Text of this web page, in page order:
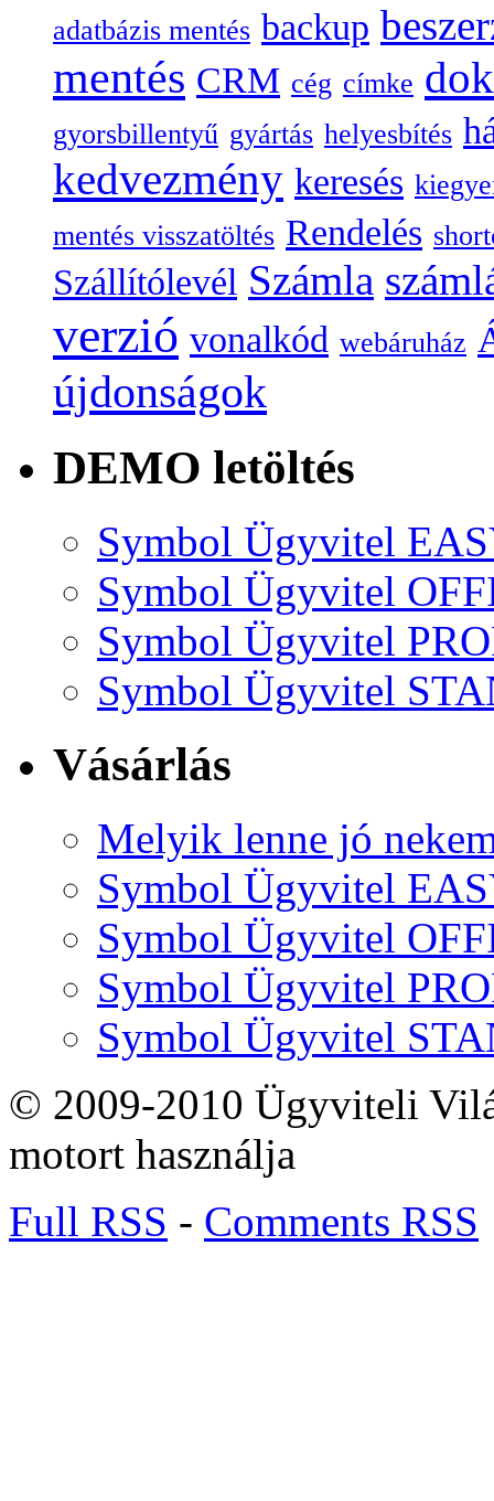
adatbázis mentés backup
mentés CRM cég címke
gyorsbillentyű gyártás helyesbítés
kedvezmény keresés
mentés visszatöltés Rendelés
Szállítólevél Számla
verzió vonalkód webáruház
újdonságok
DEMO letöltés
Symbol Ügyvitel
Symbol Ügyvitel
Symbol Ügyvitel
Symbol Ügyvitel
Vásárlás
Melyik lenne jó
Symbol Ügyvitel
Symbol Ügyvitel
Symbol Ügyvitel
Symbol Ügyvitel
© 2009-2010 Ügyviteli
motort használja
Full RSS - Comments RSS